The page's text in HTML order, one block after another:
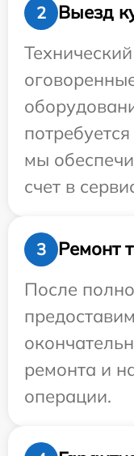
2
Выезд
мы
счет в
3
Ремонт
После
ремонта и
операции.